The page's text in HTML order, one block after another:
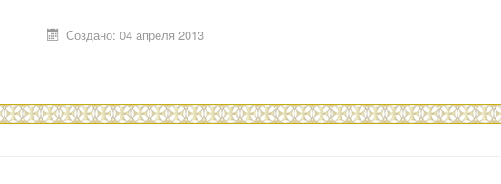
Создано: 04 апреля 2013